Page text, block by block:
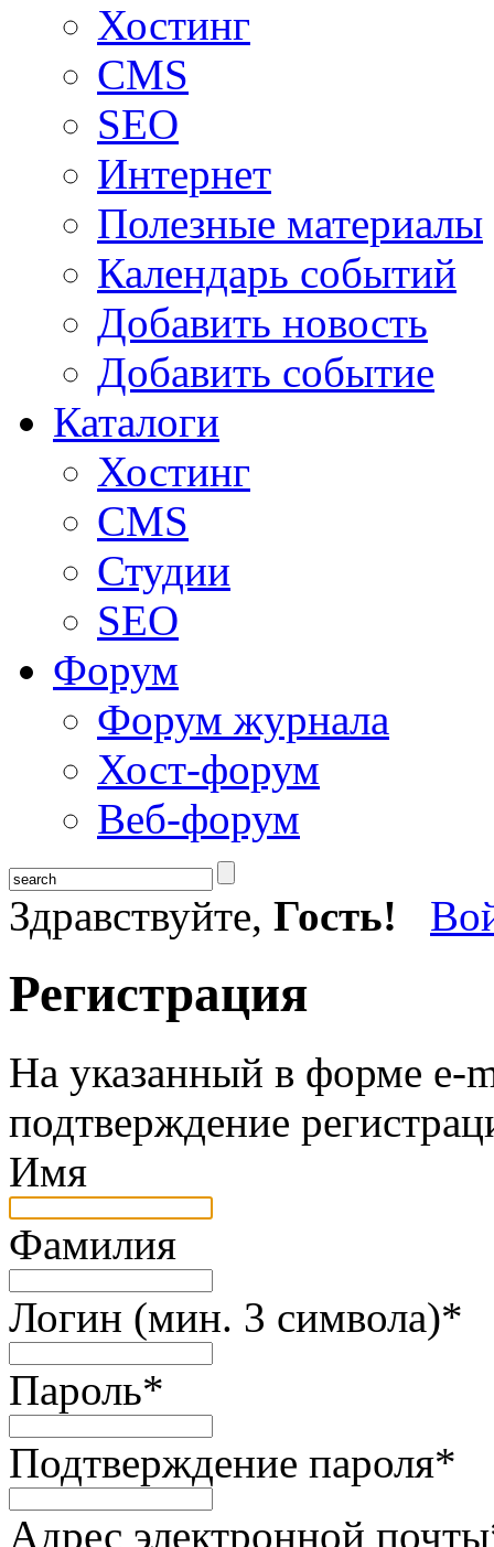
Хостинг
CMS
SEO
Интернет
Полезные материалы
Календарь событий
Добавить новость
Добавить событие
Каталоги
Хостинг
CMS
Студии
SEO
Форум
Форум журнала
Хост-форум
Веб-форум
Здравствуйте, Гость!
Регистрация
На указанный в форме e-
подтверждение
Имя
Фамилия
Логин (мин. 3 символа)*
Пароль*
Подтверждение пароля*
Адрес электронной почты